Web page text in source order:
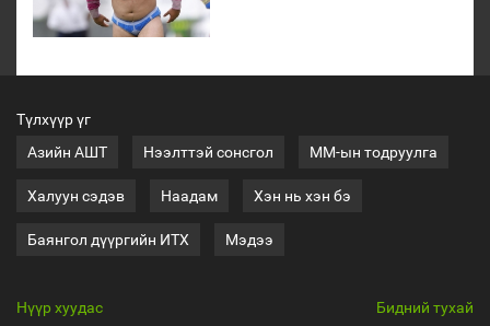
Түлхүүр үг
Азийн АШТ
Нээлттэй сонсгол ММ-ын тодруулга
Халуун сэдэв Наадам Хэн нь хэн бэ
Баянгол дүүргийн ИТХ Мэдээ
Нүүр хуудас
Бидний тухай